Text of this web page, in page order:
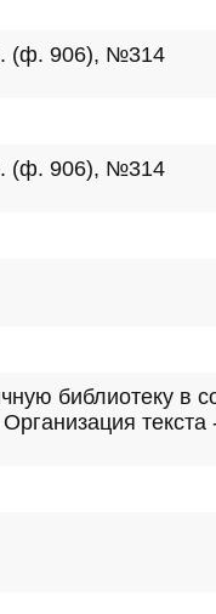
(ф. 906), №314
(ф. 906), №314
библиотеку в
текста